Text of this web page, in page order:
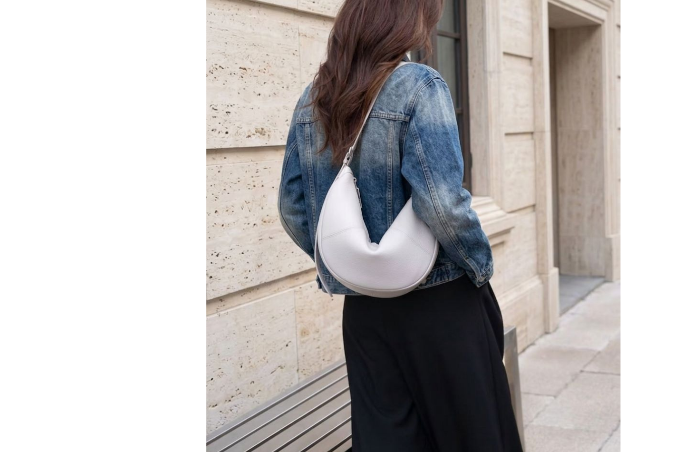
１．透過由恩沛科技股份有限公司提供之「AFTEE先享後付」服務完成之
交易，需依本服務之必要範圍內提供個人資料，並將交易相關給付款項請
求債權轉讓予恩沛科技股份有限公司。
２．關於個人資料處理事宜，請瀏覽以下網址：
https://aftee.tw/terms/#terms3
３．未成年的使用者請事先徵得法定代理人或監護人之同意方可使用
「AFTEE先享後付」，若未經同意申辦者引起之損失，本公司不負相關責
任。
４．使用「AFTEE先享後付」時，將依據個別帳號之用戶狀況，依本公司
即時審查核予不同之上限額度；若仍有額度不足之情形，本公司將視審查
結果請求用戶進行身份認證。
５．嚴禁一人註冊多個帳號或使用他人資訊註冊。若發現惡意使用之情
形，恩沛科技股份有限公司將有權停止該用戶之使用額度並採取法律行
動。
每筆NT$60，滿NT$800(含以上)免運費
外島宅配
每筆NT$255
國際配送